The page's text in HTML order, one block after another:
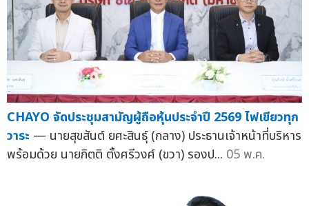
CHAYO จัดประชุมสามัญผู้ถือหุ้นประจำปี 2569 ไฟเขียวทุก
วาระ — นายสุขสันต์ ยศะสินธุ์ (กลาง) ประธานเจ้าหน้าที่บริหาร
พร้อมด้วย นายกิตติ ตั้งศรีวงศ์ (ขวา) รองป... 05 พ.ค.